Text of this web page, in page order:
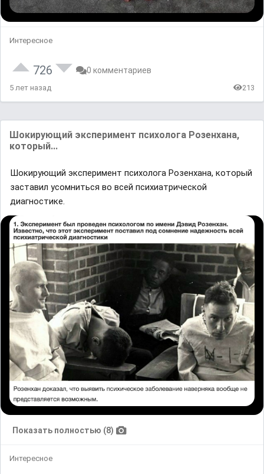
Интересное
726 0 комментариев
5 лет назад 213
Шокирующий экспeримент психолога Розенхана,
который...
Шокирующий экспeримент психолога Розенхана, который
заставил усомниться во вceй психиатрической
диагностике.
Показать полностью (8)
Интересное